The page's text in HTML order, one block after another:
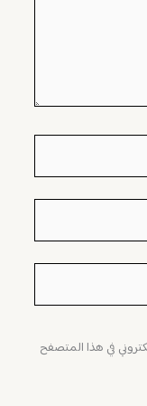
في هذا المتصفح